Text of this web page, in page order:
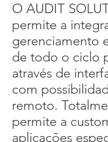
O AUDIT
permite a
gerenciamento
de todo o ciclo
através de
com
remoto.
permite a
aplicações